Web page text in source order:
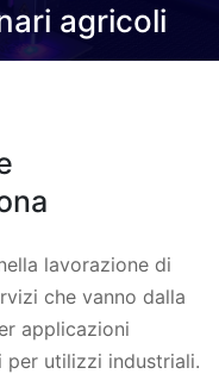
agricoli
lavorazione di
che vanno dalla
applicazioni
per utilizzi industriali.